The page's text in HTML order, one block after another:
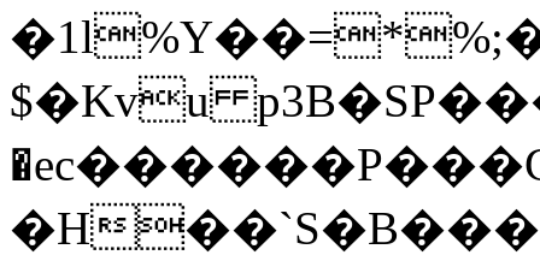
$�Kvu
�H